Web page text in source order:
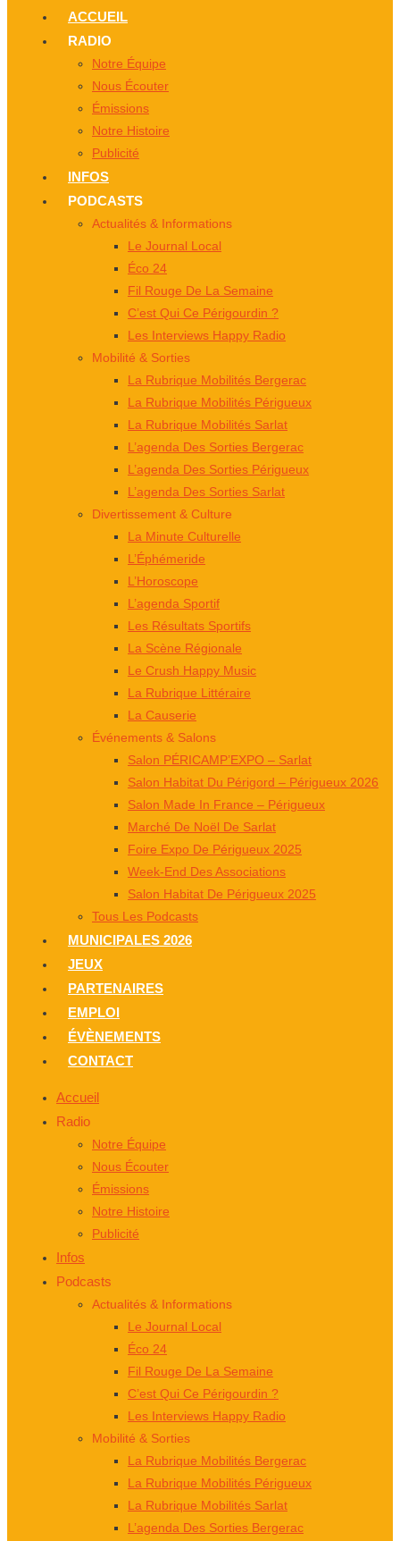
ACCUEIL
RADIO
Notre Équipe
Nous Écouter
Émissions
Notre Histoire
Publicité
INFOS
PODCASTS
Actualités & Informations
Le Journal Local
Éco 24
Fil Rouge De La Semaine
C’est Qui Ce Périgourdin ?
Les Interviews Happy Radio
Mobilité & Sorties
La Rubrique Mobilités Bergerac
La Rubrique Mobilités Périgueux
La Rubrique Mobilités Sarlat
L’agenda Des Sorties Bergerac
L’agenda Des Sorties Périgueux
L’agenda Des Sorties Sarlat
Divertissement & Culture
La Minute Culturelle
L’Éphémeride
L’Horoscope
L’agenda Sportif
Les Résultats Sportifs
La Scène Régionale
Le Crush Happy Music
La Rubrique Littéraire
La Causerie
Événements & Salons
Salon PÉRICAMP’EXPO – Sarlat
Salon Habitat Du Périgord – Périgueux 2026
Salon Made In France – Périgueux
Marché De Noël De Sarlat
Foire Expo De Périgueux 2025
Week-End Des Associations
Salon Habitat De Périgueux 2025
Tous Les Podcasts
MUNICIPALES 2026
JEUX
PARTENAIRES
EMPLOI
ÉVÈNEMENTS
CONTACT
Accueil
Radio
Notre Équipe
Nous Écouter
Émissions
Notre Histoire
Publicité
Infos
Podcasts
Actualités & Informations
Le Journal Local
Éco 24
Fil Rouge De La Semaine
C’est Qui Ce Périgourdin ?
Les Interviews Happy Radio
Mobilité & Sorties
La Rubrique Mobilités Bergerac
La Rubrique Mobilités Périgueux
La Rubrique Mobilités Sarlat
L’agenda Des Sorties Bergerac